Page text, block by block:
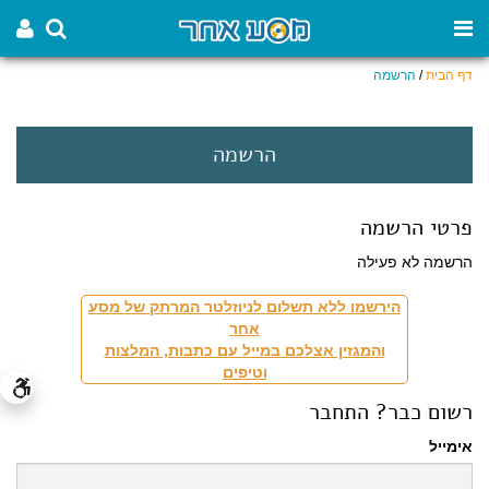
דף הבית/ הרשמה
הרשמה
פרטי הרשמה
הרשמה לא פעילה
הירשמו ללא תשלום לניוזלטר המרתק של מסע
אחר
והמגזין אצלכם במייל עם כתבות, המלצות
וטיפים
רשום כבר? התחבר
אימייל